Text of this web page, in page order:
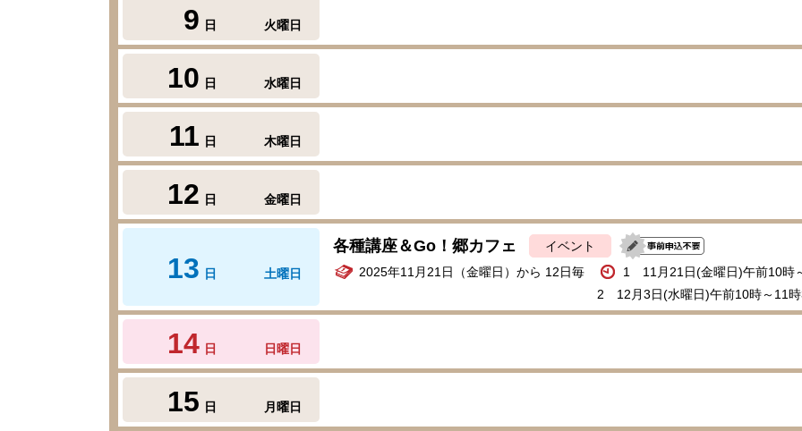
9 日 火曜日
10 日 水曜日
11 日 木曜日
12 日 金曜日
13 日 土曜日
各種講座＆Go！郷カフェ
イベント
2025年11月21日（金曜日）から 12日毎
1 11月21日(金曜日)午前10時
2 12月3日(水曜日)午前10時～11
14 日 日曜日
15 日 月曜日